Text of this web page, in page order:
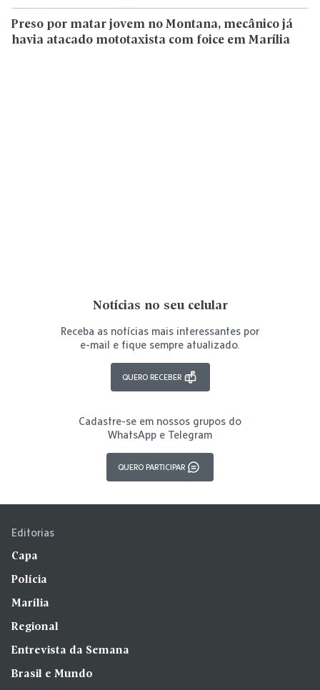
Preso por matar jovem no Montana, mecânico já
havia atacado mototaxista com foice em Marília
Notícias no seu celular
Receba as notícias mais interessantes por
e-mail e fique sempre atualizado.
QUERO RECEBER
Cadastre-se em nossos grupos do
WhatsApp e Telegram
QUERO PARTICIPAR
Editorias
Capa
Polícia
Marília
Regional
Entrevista da Semana
Brasil e Mundo